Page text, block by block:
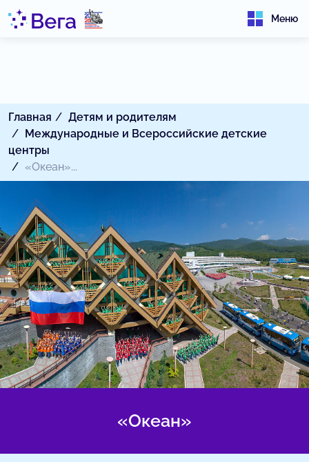
Меню
Главная
Детям и родителям
Международные и Всероссийские детские
центры
«Океан»...
«Океан»